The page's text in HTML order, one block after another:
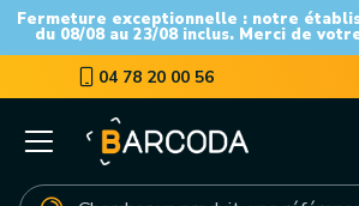
Fermeture exceptionnelle : notre
du 08/08 au 23/08 inclus. Merci de
04 78 20 00 56